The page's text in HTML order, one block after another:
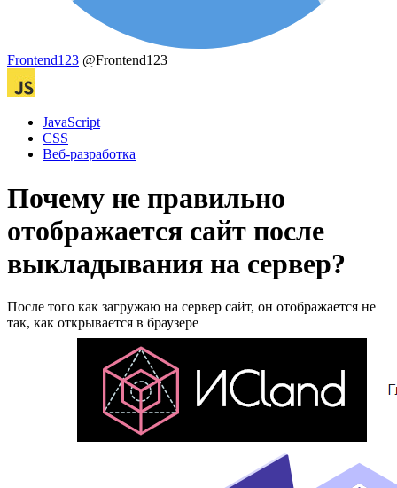
Frontend123 @Frontend123
JavaScript
CSS
Веб-разработка
Почему не правильно
отображается сайт после
выкладывания на сервер?
После того как загружаю на сервер сайт, он отображается не
так, как открывается в браузере